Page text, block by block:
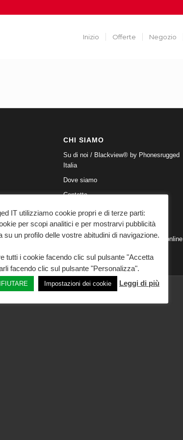
Inizio Offerte Negozio
CHI SIAMO
Su di noi / Blackview® by Phonesrugged
Italia
Dove siamo
Contatto
Informativa sulla privacy
Avviso Legale
Piattaforma europea di contenzioso online
IT utilizziamo cookie propri e di terze parti:
per scopi analitici e per mostrarvi pubblicità
su un profilo delle vostre abitudini di navigazione.
tutti i cookie facendo clic sul pulsante "Accetta
facendo clic sul pulsante "Personalizza".
Impostazioni dei cookie Leggi di più